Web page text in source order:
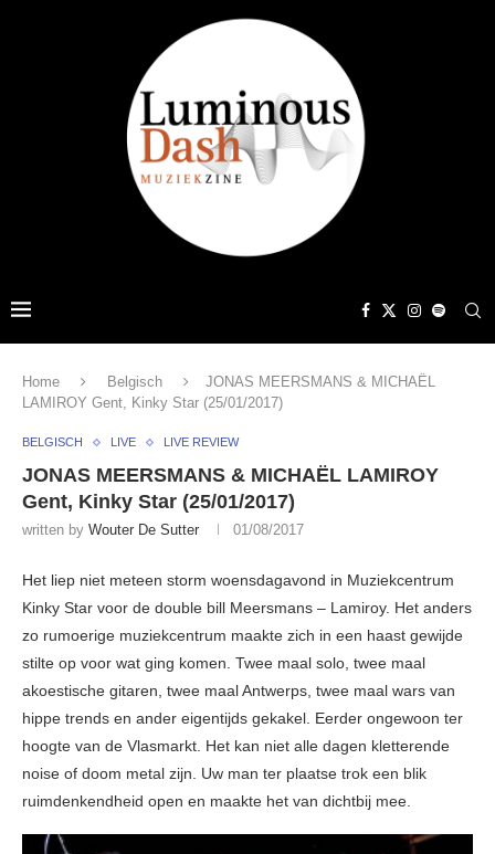
Home Belgisch
JONAS MEERSMANS & MICHAËL
LAMIROY Gent, Kinky Star (25/01/2017)
BELGISCH LIVE LIVE REVIEW
JONAS MEERSMANS & MICHAËL LAMIROY
Gent, Kinky Star (25/01/2017)
written by Wouter De Sutter 01/08/2017
Het liep niet meteen storm woensdagavond in Muziekcentrum
Kinky Star voor de double bill Meersmans – Lamiroy. Het anders
zo rumoerige muziekcentrum maakte zich in een haast gewijde
stilte op voor wat ging komen. Twee maal solo, twee maal
akoestische gitaren, twee maal Antwerps, twee maal wars van
hippe trends en ander eigentijds gekakel. Eerder ongewoon ter
hoogte van de Vlasmarkt. Het kan niet alle dagen kletterende
noise of doom metal zijn. Uw man ter plaatse trok een blik
ruimdenkendheid open en maakte het van dichtbij mee.